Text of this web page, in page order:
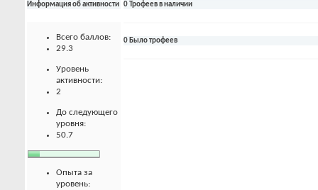
Информация об активности
Всего баллов:
29.3
Уровень
активности:
2
До следующего
уровня:
50.7
Опыта за
уровень:
0 Трофеев в наличии
0 Было трофеев